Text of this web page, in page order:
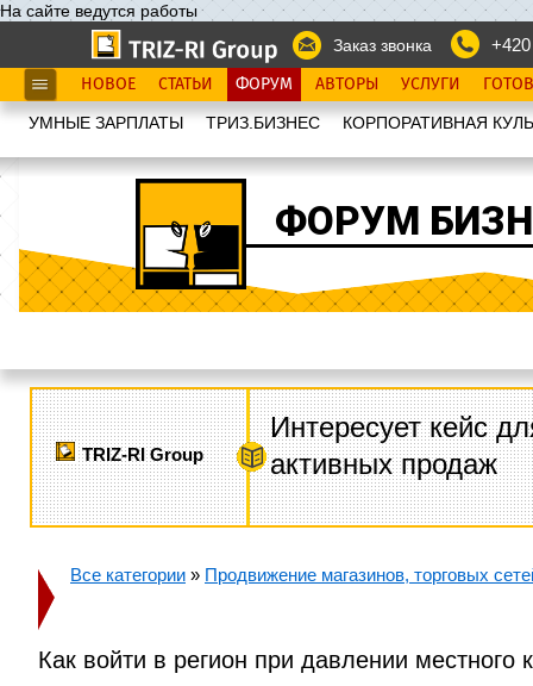
На сайте ведутся работы
Заказ звонка
НОВОЕ СТАТЬИ ФОРУМ АВТОРЫ УСЛУГИ
УМНЫЕ ЗАРПЛАТЫ ТРИЗ.БИЗНЕС КОРПОРАТИВНАЯ
ФОРУМ
TRIZ-RI Group
Интересует кейс
активных продаж
Все категории » Продвижение магазинов, торговых
Как войти в регион при давлении